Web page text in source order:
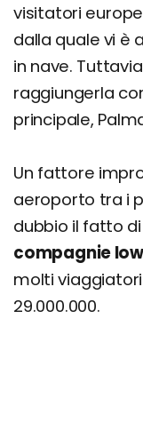
visitatori
dalla quale vi è
in nave.
raggiungerla
principale,
Un fattore
aeroporto tra i
dubbio il fatto
compagnie
molti
29.000.000.